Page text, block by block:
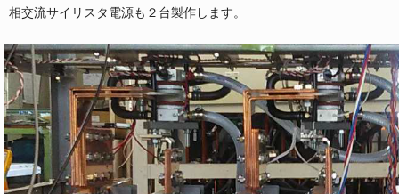
相交流サイリスタ電源も２台製作します。